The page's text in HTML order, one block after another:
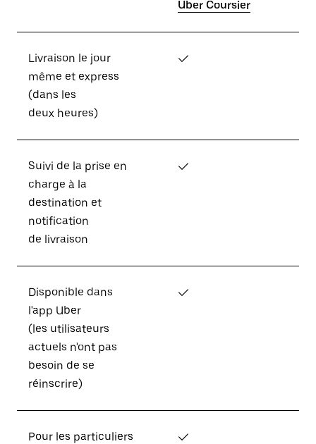
Uber Coursier
Livraison le jour
même et express
(dans les
deux heures)
✓
Suivi de la prise en
charge à la
destination et
notification
de livraison
✓
Disponible dans
l'app Uber
(les utilisateurs
actuels n'ont pas
besoin de se
réinscrire)
✓
Pour les particuliers
✓